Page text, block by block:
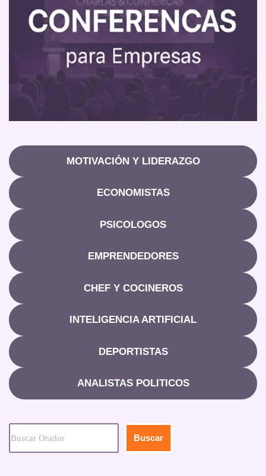
MOTIVACIÓN Y LIDERAZGO
ECONOMISTAS
PSICOLOGOS
EMPRENDEDORES
CHEF Y COCINEROS
INTELIGENCIA ARTIFICIAL
DEPORTISTAS
ANALISTAS POLITICOS
Buscar